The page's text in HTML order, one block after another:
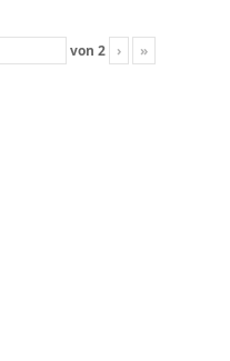
von 2 › »